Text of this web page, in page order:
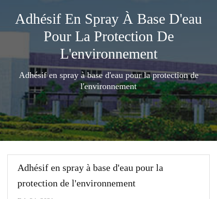
Adhésif En Spray À Base D'eau
Pour La Protection De
L'environnement
Adhésif en spray à base d'eau pour la protection de
l'environnement
Adhésif en spray à base d'eau pour la
protection de l'environnement